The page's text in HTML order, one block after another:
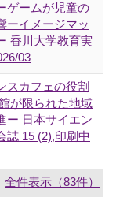
ゲームが児童の
ーイメージマッ
香川大学教育実
03
スカフェの役割
が限られた地域
ー 日本サイエン
誌 15 (2),印刷中
全件表示（83件）